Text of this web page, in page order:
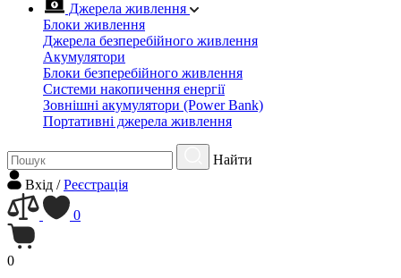
Джерела живлення
Блоки живлення
Джерела безперебійного живлення
Акумулятори
Блоки безперебійного живлення
Системи накопичення енергії
Зовнішні акумулятори (Power Bank)
Портативні джерела живлення
Найти
Вхiд /Реєстрація
0
0